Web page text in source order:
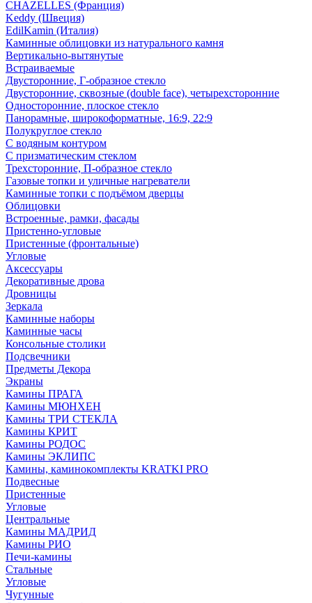
CHAZELLES (Франция)
Keddy (Швеция)
EdilKamin (Италия)
Каминные облицовки из натурального камня
Вертикально-вытянутые
Встраиваемые
Двусторонние, Г-образное стекло
Двусторонние, сквозные (double face), четырехсторонние
Односторонние, плоское стекло
Панорамные, широкоформатные, 16:9, 22:9
Полукруглое стекло
С водяным контуром
С призматическим стеклом
Трехсторонние, П-образное стекло
Газовые топки и уличные нагреватели
Каминные топки с подъёмом дверцы
Облицовки
Встроенные, рамки, фасады
Пристенно-угловые
Пристенные (фронтальные)
Угловые
Аксессуары
Декоративные дрова
Дровницы
Зеркала
Каминные наборы
Каминные часы
Консольные столики
Подсвечники
Предметы Декора
Экраны
Камины ПРАГА
Камины МЮНХЕН
Камины ТРИ СТЕКЛА
Камины КРИТ
Камины РОДОС
Камины ЭКЛИПС
Камины, каминокомплекты KRATKI PRO
Подвесные
Пристенные
Угловые
Центральные
Камины МАДРИД
Камины РИО
Печи-камины
Стальные
Угловые
Чугунные